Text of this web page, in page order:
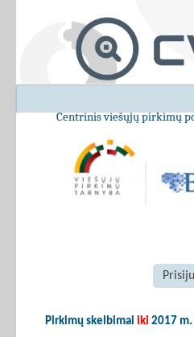
Centrinis viešųjų pirkimų
Pirkimų skelbimai iki 2017